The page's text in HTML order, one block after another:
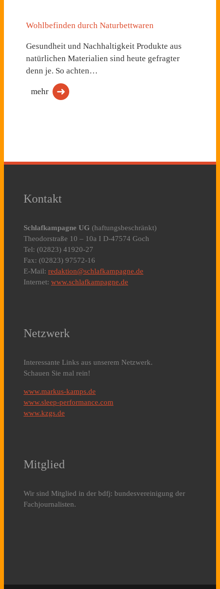
Wohlbefinden durch Naturbettwaren
Gesundheit und Nachhaltigkeit Produkte aus
natürlichen Materialien sind heute gefragter
denn je. So achten…
mehr
Kontakt
Schlafkampagne UG (haftungsbeschränkt)
Theodorstraße 10 – 10a I D-47574 Goch
Tel: (02823) 41920-27
Fax: (02823) 97572-16
E-Mail: redaktion@schlafkampagne.de
Internet: www.schlafkampagne.de
Netzwerk
Interessante Links aus unserem Netzwerk.
Schauen Sie mal rein!
www.markus-kamps.de
www.sleep-performance.com
www.kzgs.de
Mitglied
Wir sind Mitglied in der bdfj: bundesvereinigung der
Fachjournalisten.